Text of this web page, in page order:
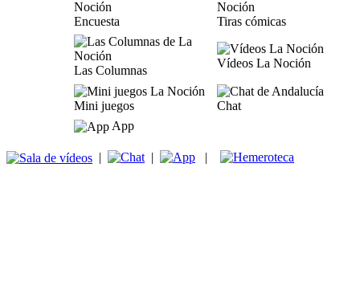
Encuesta Tiras cómicas
Las Columnas
Vídeos La Noción
Mini juegos
Chat
App
| | |